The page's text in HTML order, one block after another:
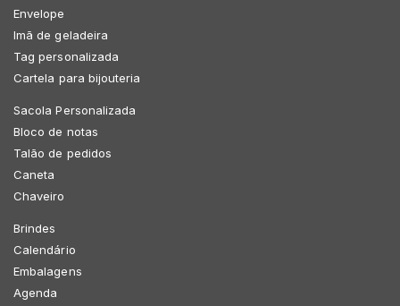
Envelope
Imã de geladeira
Tag personalizada
Cartela para bijouteria
Sacola Personalizada
Bloco de notas
Talão de pedidos
Caneta
Chaveiro
Brindes
Calendário
Embalagens
Agenda